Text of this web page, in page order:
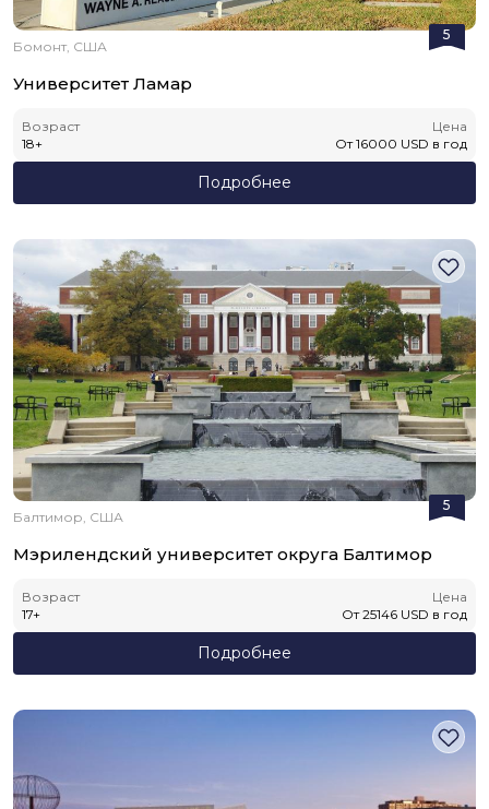
5
Бомонт, США
Университет Ламар
Возраст
18+
Цена
От 16000 USD в год
Подробнее
5
Балтимор, США
Мэрилендский университет округа Балтимор
Возраст
17+
Цена
От 25146 USD в год
Подробнее